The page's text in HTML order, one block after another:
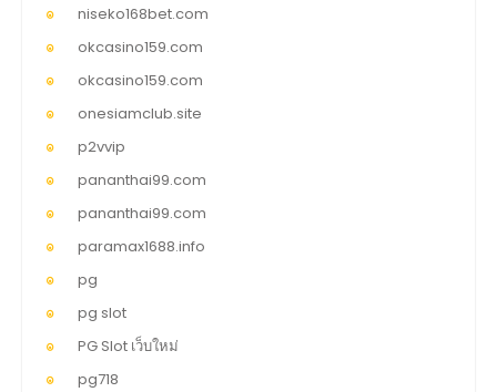
niseko168bet.com
okcasino159.com
okcasino159.com
onesiamclub.site
p2vvip
pananthai99.com
pananthai99.com
paramax1688.info
pg
pg slot
PG Slot เว็บใหม่
pg718